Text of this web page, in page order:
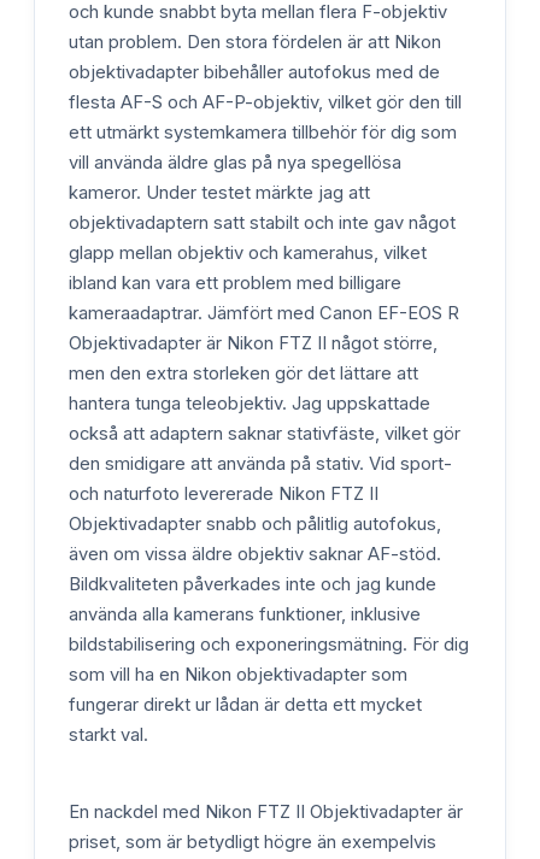
och kunde snabbt byta mellan flera F-objektiv
utan problem. Den stora fördelen är att Nikon
objektivadapter bibehåller autofokus med de
flesta AF-S och AF-P-objektiv, vilket gör den till
ett utmärkt systemkamera tillbehör för dig som
vill använda äldre glas på nya spegellösa
kameror. Under testet märkte jag att
objektivadaptern satt stabilt och inte gav något
glapp mellan objektiv och kamerahus, vilket
ibland kan vara ett problem med billigare
kameraadaptrar. Jämfört med Canon EF-EOS R
Objektivadapter är Nikon FTZ II något större,
men den extra storleken gör det lättare att
hantera tunga teleobjektiv. Jag uppskattade
också att adaptern saknar stativfäste, vilket gör
den smidigare att använda på stativ. Vid sport-
och naturfoto levererade Nikon FTZ II
Objektivadapter snabb och pålitlig autofokus,
även om vissa äldre objektiv saknar AF-stöd.
Bildkvaliteten påverkades inte och jag kunde
använda alla kamerans funktioner, inklusive
bildstabilisering och exponeringsmätning. För dig
som vill ha en Nikon objektivadapter som
fungerar direkt ur lådan är detta ett mycket
starkt val.
En nackdel med Nikon FTZ II Objektivadapter är
priset, som är betydligt högre än exempelvis